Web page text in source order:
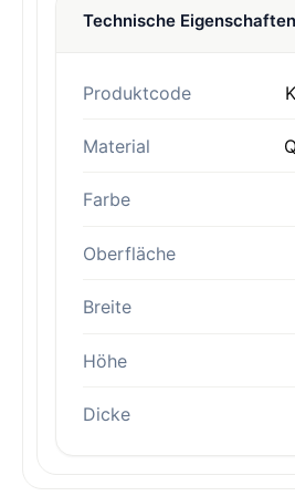
Technische Eigenschaften
Produktcode
Material
Farbe
Oberfläche
Breite
Höhe
Dicke